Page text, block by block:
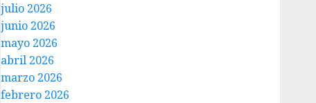
julio 2026
junio 2026
mayo 2026
abril 2026
marzo 2026
febrero 2026